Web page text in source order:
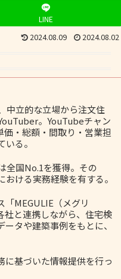
LINE
2024.08.09 2024.08.02
中立的な立場から注文住
。YouTubeチャン
・総額・間取り・営業担
る。
全国No.1を獲得。その
ける実務経験を有する。
MEGULIE（メグリ
社と連携しながら、住宅検
タや建築事例をもとに、
に基づいた情報提供を行っ